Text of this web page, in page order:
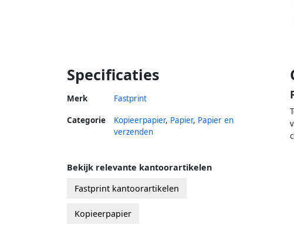
Specificaties
Merk Fastprint
Categorie Kopieerpapier, Papier, Papier en
verzenden
Bekijk relevante kantoorartikelen
Fastprint kantoorartikelen
Kopieerpapier